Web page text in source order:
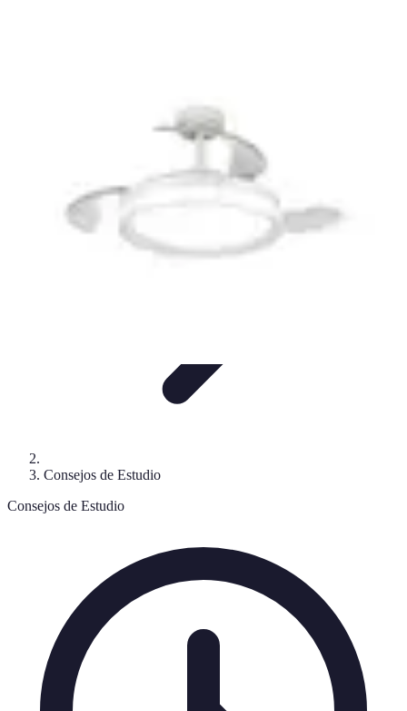
Consejos de Estudio
Consejos de Estudio